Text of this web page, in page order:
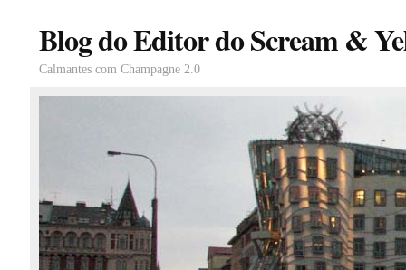
Blog do Editor do Scream &
Calmantes com Champagne 2.0